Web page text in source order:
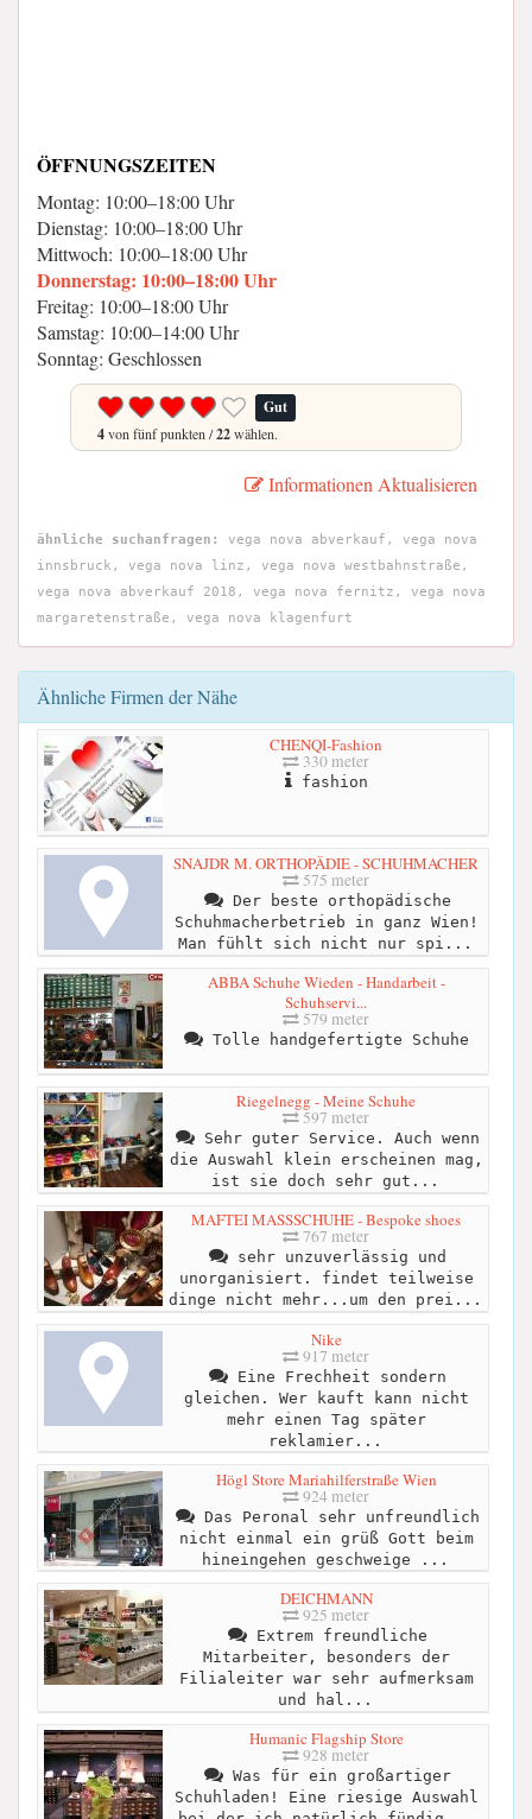
ÖFFNUNGSZEITEN
Montag: 10:00–18:00 Uhr
Dienstag: 10:00–18:00 Uhr
Mittwoch: 10:00–18:00 Uhr
Donnerstag: 10:00–18:00 Uhr
Freitag: 10:00–18:00 Uhr
Samstag: 10:00–14:00 Uhr
Sonntag: Geschlossen
Gut
4von fünf punkten /22wählen.
Informationen Aktualisieren
ähnliche suchanfragen:
vega nova abverkauf, vega nova
innsbruck, vega nova linz, vega nova westbahnstraße,
vega nova abverkauf 2018, vega nova fernitz, vega nova
margaretenstraße, vega nova klagenfurt
Ähnliche Firmen der Nähe
CHENQI-Fashion
330 meter
fashion
SNAJDR M. ORTHOPÄDIE - SCHUHMACHER
575 meter
Der beste orthopädische
Schuhmacherbetrieb in ganz Wien!
Man fühlt sich nicht nur spi...
ABBA Schuhe Wieden - Handarbeit -
Schuhservi...
579 meter
Tolle handgefertigte Schuhe
Riegelnegg - Meine Schuhe
597 meter
Sehr guter Service. Auch wenn
die Auswahl klein erscheinen mag,
ist sie doch sehr gut...
MAFTEI MASSSCHUHE - Bespoke shoes
767 meter
sehr unzuverlässig und
unorganisiert. findet teilweise
dinge nicht mehr...um den prei...
Nike
917 meter
Eine Frechheit sondern
gleichen. Wer kauft kann nicht
mehr einen Tag später
reklamier...
Högl Store Mariahilferstraße Wien
924 meter
Das Peronal sehr unfreundlich
nicht einmal ein grüß Gott beim
hineingehen geschweige ...
DEICHMANN
925 meter
Extrem freundliche
Mitarbeiter, besonders der
Filialeiter war sehr aufmerksam
und hal...
Humanic Flagship Store
928 meter
Was für ein großartiger
Schuhladen! Eine riesige Auswahl